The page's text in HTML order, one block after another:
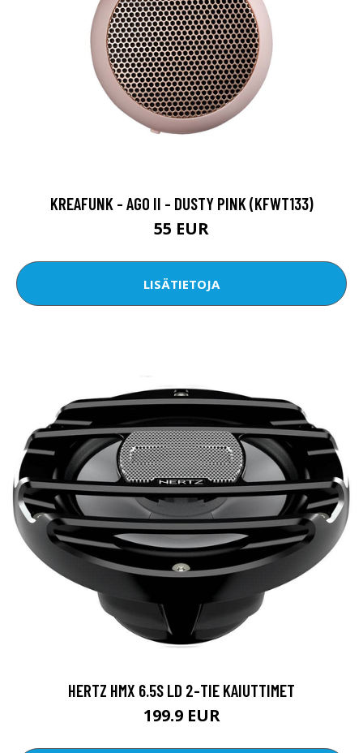
KREAFUNK - AGO II - DUSTY PINK (KFWT133)
55 EUR
LISÄTIETOJA
HERTZ HMX 6.5S LD 2-TIE KAIUTTIMET
199.9 EUR